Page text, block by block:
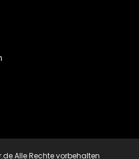
Alle Rechte vorbehalten